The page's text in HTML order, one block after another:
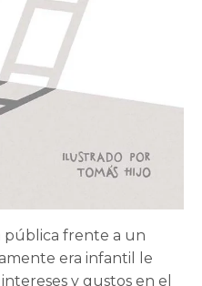
pública frente a un
era infantil le
y gustos en el